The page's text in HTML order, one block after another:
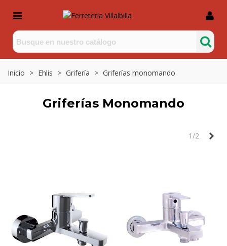
Inicio > Ehlis > Grifería > Griferías monomando
Griferías Monomando
1/2